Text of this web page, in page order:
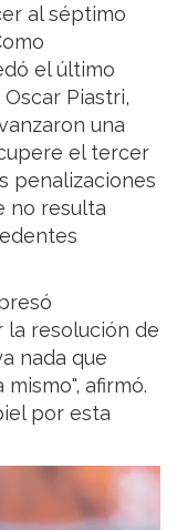
al séptimo
el último
Piastri,
una
el tercer
penalizaciones
no resulta
resolución de
nada que
afirmó.
por esta